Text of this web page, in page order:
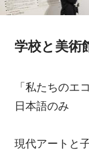
学校と美術
「私たちのエ
日本語のみ
現代アートと